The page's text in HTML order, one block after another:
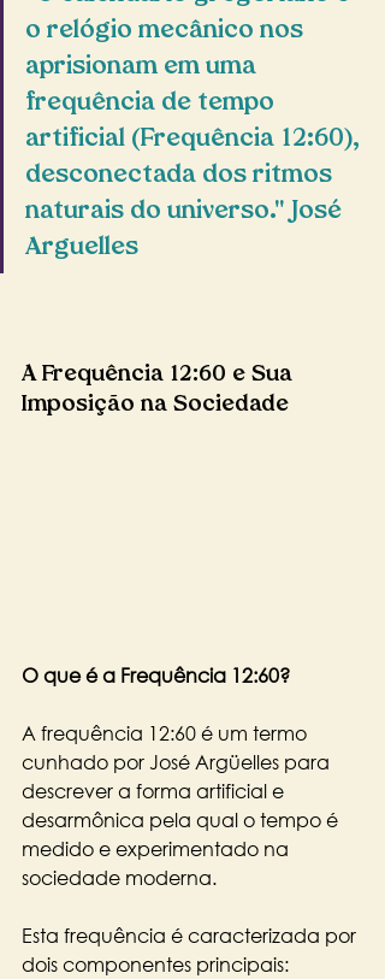
o relógio mecânico nos
aprisionam em uma
frequência de tempo
artificial (Frequência 12:60),
desconectada dos ritmos
naturais do universo." José
Arguelles
A Frequência 12:60 e Sua
Imposição na Sociedade
O que é a Frequência 12:60?
A frequência 12:60 é um termo
cunhado por José Argüelles para
descrever a forma artificial e
desarmônica pela qual o tempo é
medido e experimentado na
sociedade moderna.
Esta frequência é caracterizada por
dois componentes principais: